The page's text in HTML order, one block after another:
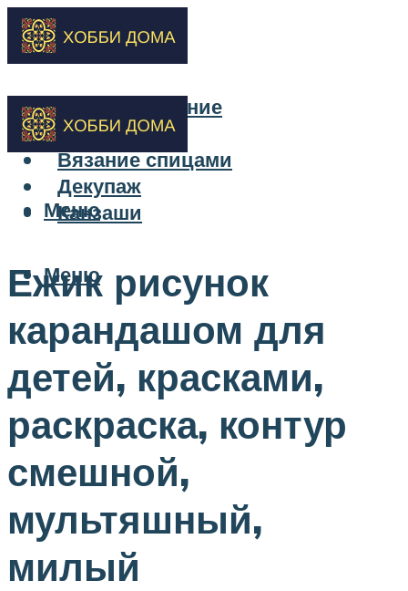
Бисероплетение
Вышивка
Вязание спицами
Декупаж
Канзаши
Меню
Меню
Ежик рисунок
карандашом для
детей, красками,
раскраска, контур
смешной,
мультяшный,
милый